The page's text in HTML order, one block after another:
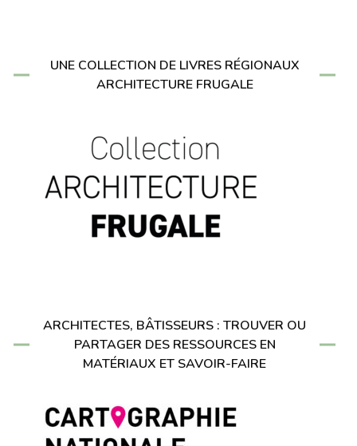
UNE COLLECTION DE LIVRES RÉGIONAUX
ARCHITECTURE FRUGALE
ARCHITECTES, BÂTISSEURS : TROUVER OU
PARTAGER DES RESSOURCES EN
MATÉRIAUX ET SAVOIR-FAIRE